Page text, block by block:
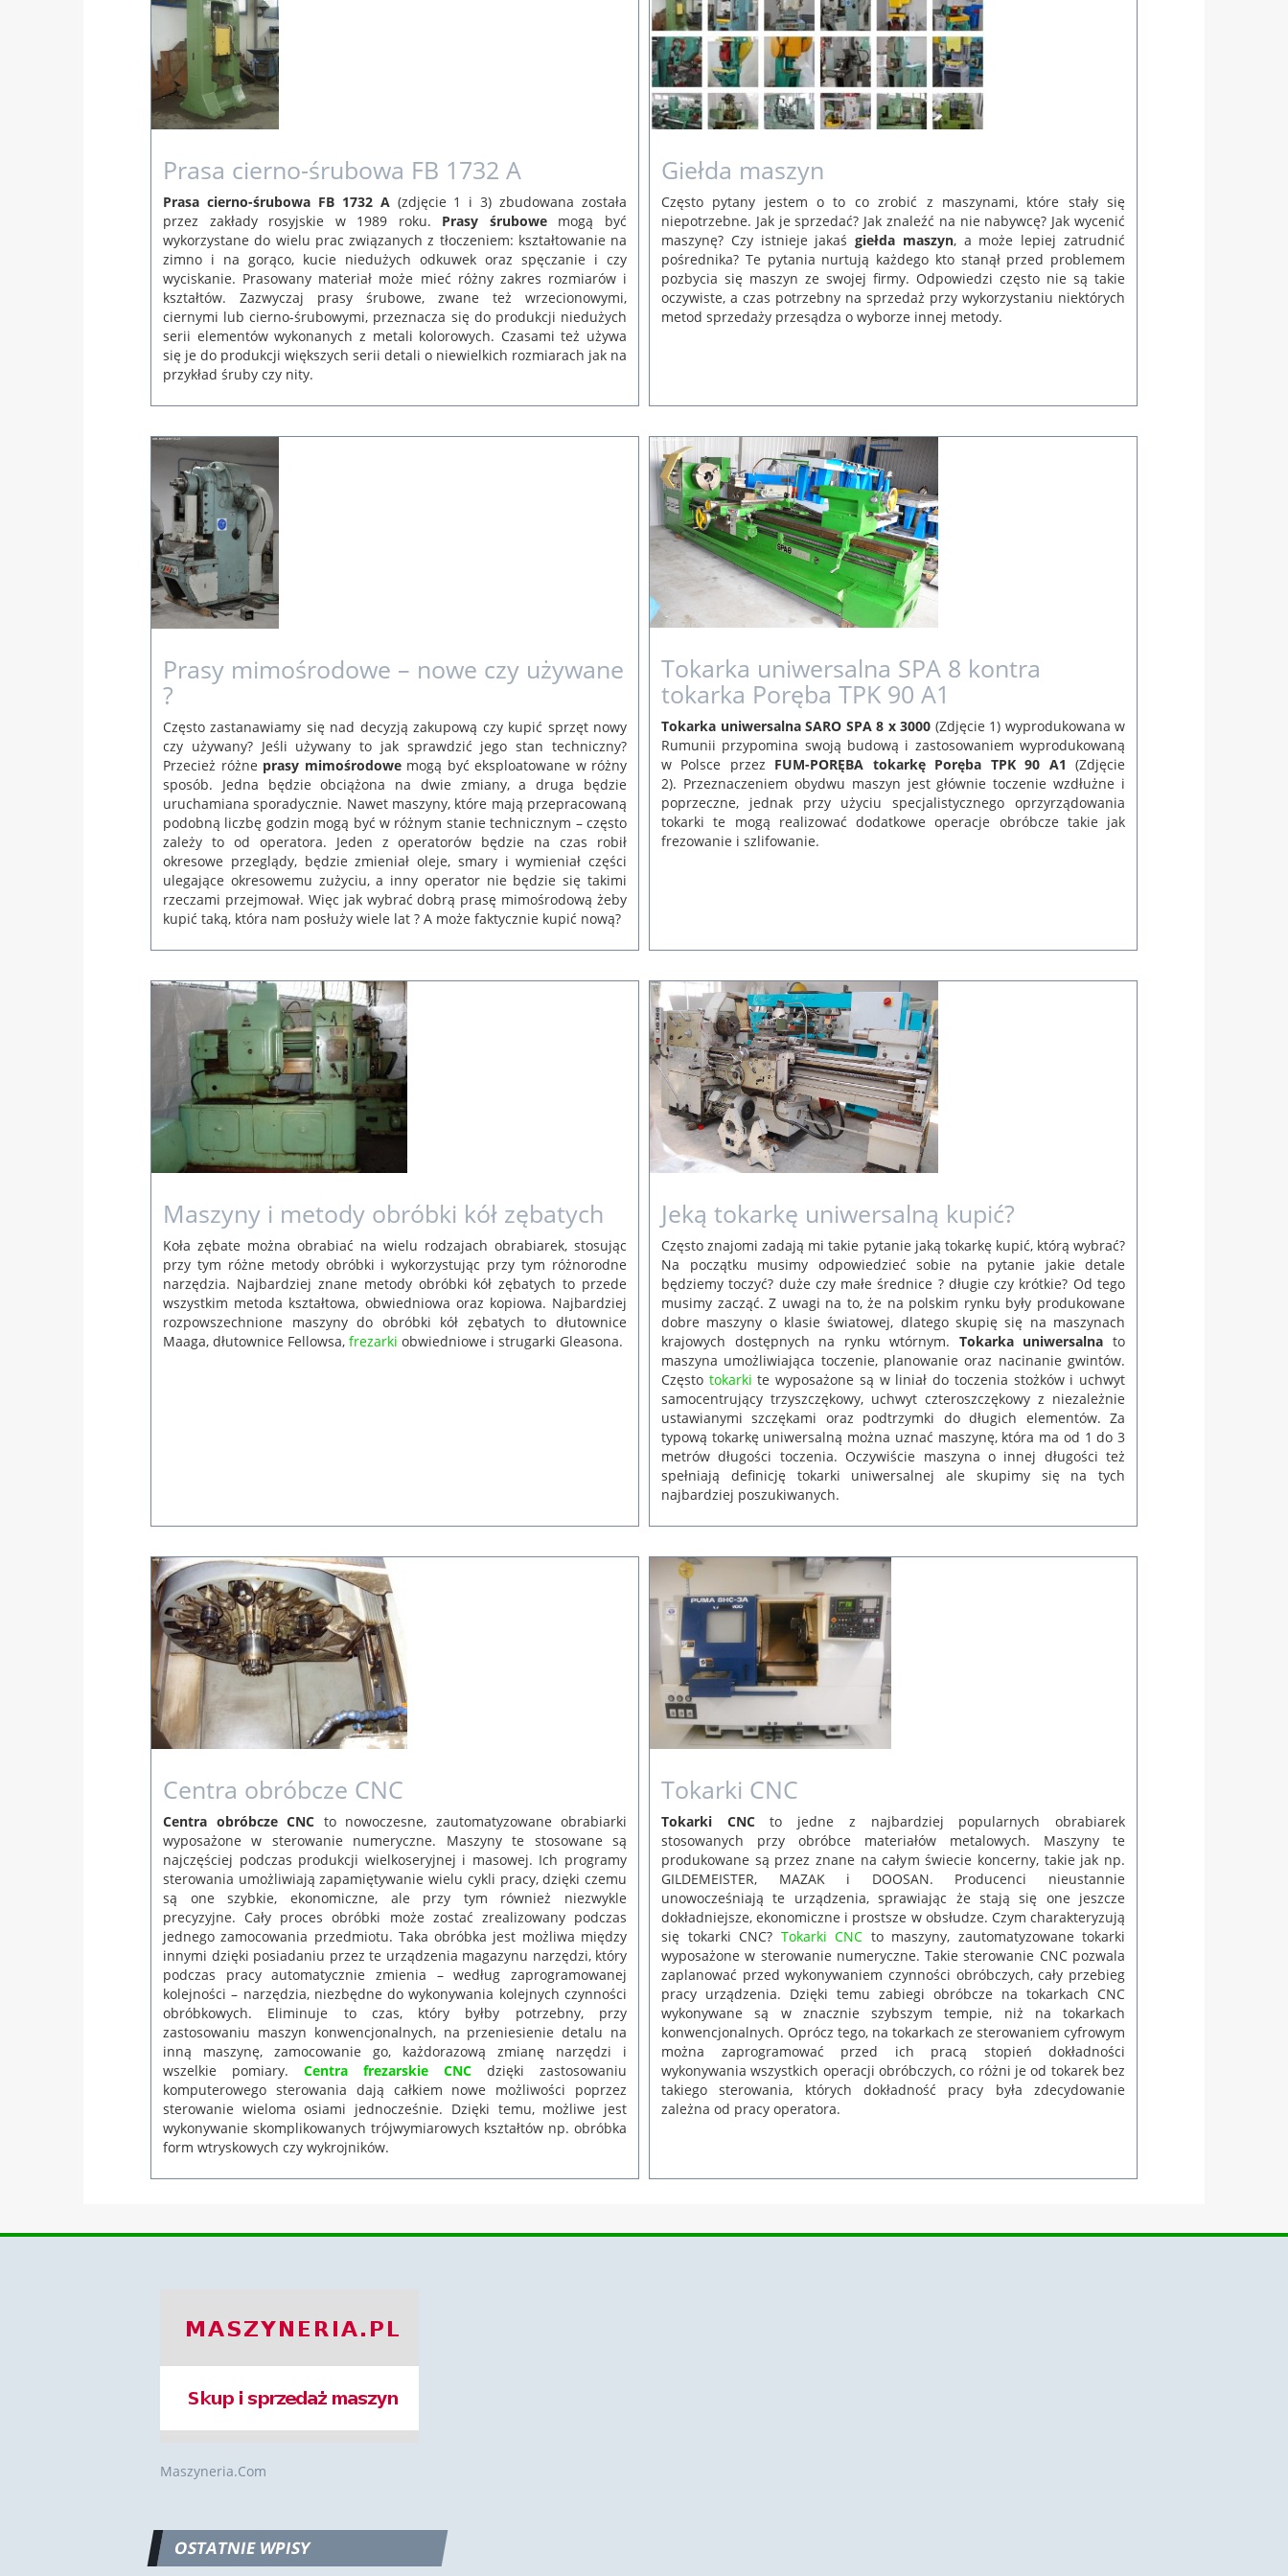
Prasa cierno-śrubowa FB 1732 A
Prasa cierno-śrubowa FB 1732 A(zdjęcie 1 i 3) zbudowana została
przez zakłady rosyjskie w 1989 roku. Prasy śrubowemogą być
wykorzystane do wielu prac związanych z tłoczeniem: kształtowanie na
zimno i na gorąco, kucie niedużych odkuwek oraz spęczanie i czy
wyciskanie. Prasowany materiał może mieć różny zakres rozmiarów i
kształtów. Zazwyczaj prasy śrubowe, zwane też wrzecionowymi,
ciernymi lub cierno-śrubowymi, przeznacza się do produkcji niedużych
serii elementów wykonanych z metali kolorowych. Czasami też używa
się je do produkcji większych serii detali o niewielkich rozmiarach jak na
przykład śruby czy nity.
Giełda maszyn
Często pytany jestem o to co zrobić z maszynami, które stały się
niepotrzebne. Jak je sprzedać? Jak znaleźć na nie nabywcę? Jak wycenić
maszynę? Czy istnieje jakaśgiełda maszyn, a może lepiej zatrudnić
pośrednika? Te pytania nurtują każdego kto stanął przed problemem
pozbycia się maszyn ze swojej firmy. Odpowiedzi często nie są takie
oczywiste, a czas potrzebny na sprzedaż przy wykorzystaniu niektórych
metod sprzedaży przesądza o wyborze innej metody.
Prasy mimośrodowe – nowe czy używane
?
Często zastanawiamy się nad decyzją zakupową czy kupić sprzęt nowy
czy używany? Jeśli używany to jak sprawdzić jego stan techniczny?
Przecież różne prasy mimośrodowemogą być eksploatowane w różny
sposób. Jedna będzie obciążona na dwie zmiany, a druga będzie
uruchamiana sporadycznie. Nawet maszyny, które mają przepracowaną
podobną liczbę godzin mogą być w różnym stanie technicznym – często
zależy to od operatora. Jeden z operatorów będzie na czas robił
okresowe przeglądy, będzie zmieniał oleje, smary i wymieniał części
ulegające okresowemu zużyciu, a inny operator nie będzie się takimi
rzeczami przejmował. Więc jak wybrać dobrą prasę mimośrodową żeby
kupić taką, która nam posłuży wiele lat ? A może faktycznie kupić nową?
Tokarka uniwersalna SPA 8 kontra
tokarka Poręba TPK 90 A1
Tokarka uniwersalna SARO SPA 8 x 3000 (Zdjęcie 1) wyprodukowana w
Rumunii przypomina swoją budową i zastosowaniem wyprodukowaną
w Polsce przez FUM-PORĘBA tokarkę Poręba TPK 90 A1(Zdjęcie
2). Przeznaczeniem obydwu maszyn jest głównie toczenie wzdłużne i
poprzeczne, jednak przy użyciu specjalistycznego oprzyrządowania
tokarki te mogą realizować dodatkowe operacje obróbcze takie jak
frezowanie i szlifowanie.
Maszyny i metody obróbki kół zębatych
Koła zębate można obrabiać na wielu rodzajach obrabiarek, stosując
przy tym różne metody obróbki i wykorzystując przy tym różnorodne
narzędzia. Najbardziej znane metody obróbki kół zębatych to przede
wszystkim metoda kształtowa, obwiedniowa oraz kopiowa. Najbardziej
rozpowszechnione maszyny do obróbki kół zębatych to dłutownice
Maaga, dłutownice Fellowsa, frezarki obwiedniowe i strugarki Gleasona.
Jeką tokarkę uniwersalną kupić?
Często znajomi zadają mi takie pytanie jaką tokarkę kupić, którą wybrać?
Na początku musimy odpowiedzieć sobie na pytanie jakie detale
będziemy toczyć? duże czy małe średnice ? długie czy krótkie? Od tego
musimy zacząć. Z uwagi na to, że na polskim rynku były produkowane
dobre maszyny o klasie światowej, dlatego skupię się na maszynach
krajowych dostępnych na rynku wtórnym. Tokarka uniwersalna to
maszyna umożliwiająca toczenie, planowanie oraz nacinanie gwintów.
Często tokarki te wyposażone są w liniał do toczenia stożków i uchwyt
samocentrujący trzyszczękowy, uchwyt czteroszczękowy z niezależnie
ustawianymi szczękami oraz podtrzymki do długich elementów. Za
typową tokarkę uniwersalną można uznać maszynę, która ma od 1 do 3
metrów długości toczenia. Oczywiście maszyna o innej długości też
spełniają definicję tokarki uniwersalnej ale skupimy się na tych
najbardziej poszukiwanych.
Centra obróbcze CNC
Centra obróbcze CNC to nowoczesne, zautomatyzowane obrabiarki
wyposażone w sterowanie numeryczne. Maszyny te stosowane są
najczęściej podczas produkcji wielkoseryjnej i masowej. Ich programy
sterowania umożliwiają zapamiętywanie wielu cykli pracy, dzięki czemu
są one szybkie, ekonomiczne, ale przy tym również niezwykle
precyzyjne. Cały proces obróbki może zostać zrealizowany podczas
jednego zamocowania przedmiotu. Taka obróbka jest możliwa między
innymi dzięki posiadaniu przez te urządzenia magazynu narzędzi, który
podczas pracy automatycznie zmienia – według zaprogramowanej
kolejności – narzędzia, niezbędne do wykonywania kolejnych czynności
obróbkowych. Eliminuje to czas, który byłby potrzebny, przy
zastosowaniu maszyn konwencjonalnych, na przeniesienie detalu na
inną maszynę, zamocowanie go, każdorazową zmianę narzędzi i
wszelkie pomiary. Centra frezarskie CNC dzięki zastosowaniu
komputerowego sterowania dają całkiem nowe możliwości poprzez
sterowanie wieloma osiami jednocześnie. Dzięki temu, możliwe jest
wykonywanie skomplikowanych trójwymiarowych kształtów np. obróbka
form wtryskowych czy wykrojników.
Tokarki CNC
Tokarki CNCto jedne z najbardziej popularnych obrabiarek
stosowanych przy obróbce materiałów metalowych. Maszyny te
produkowane są przez znane na całym świecie koncerny, takie jak np.
GILDEMEISTER, MAZAK i DOOSAN. Producenci nieustannie
unowocześniają te urządzenia, sprawiając że stają się one jeszcze
dokładniejsze, ekonomiczne i prostsze w obsłudze. Czym charakteryzują
się tokarki CNC? Tokarki CNC to maszyny, zautomatyzowane tokarki
wyposażone w sterowanie numeryczne. Takie sterowanie CNC pozwala
zaplanować przed wykonywaniem czynności obróbczych, cały przebieg
pracy urządzenia. Dzięki temu zabiegi obróbcze na tokarkach CNC
wykonywane są w znacznie szybszym tempie, niż na tokarkach
konwencjonalnych. Oprócz tego, na tokarkach ze sterowaniem cyfrowym
można zaprogramować przed ich pracą stopień dokładności
wykonywania wszystkich operacji obróbczych, co różni je od tokarek bez
takiego sterowania, których dokładność pracy była zdecydowanie
zależna od pracy operatora.
Maszyneria.Com
OSTATNIE WPISY